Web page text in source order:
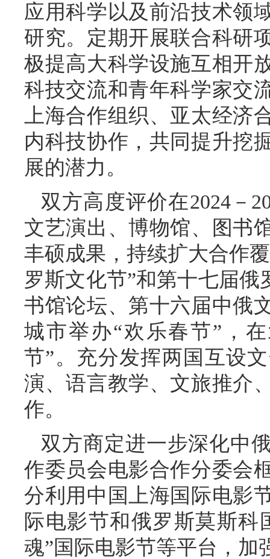
应用科学以及前沿技术领
研究。定期开展联合科研
极提高大科学设施互相开
科技交流和青年科学家交
上海合作组织、亚太经济
内科技协作，共同提升挖
展的潜力。
双方高度评价在2024－
文艺演出、博物馆、图书
丰硕成果，持续扩大合作
罗斯文化节”和第十七届俄
书馆论坛、第十六届中俄
城市举办“欢乐春节”，
节”。充分发挥两国互设
演、语言教学、文旅推介
作。
双方商定进一步深化中
作委员会电影合作分委会
分利用中国上海国际电影
际电影节和俄罗斯莫斯科
魂”国际电影节等平台，加